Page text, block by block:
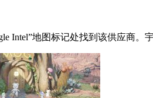
Intel”地图标记处找到该供应商。